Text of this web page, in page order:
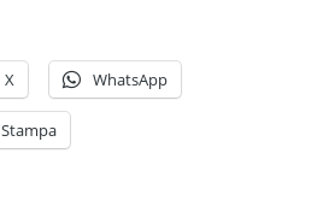
X WhatsApp
Stampa